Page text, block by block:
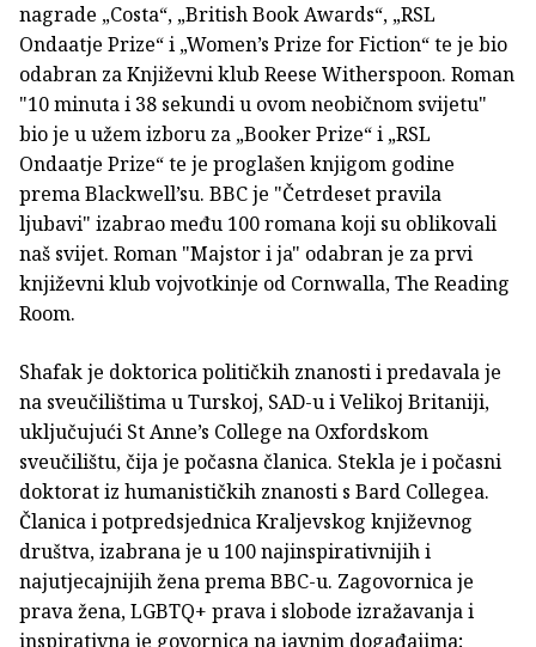
nagrade „Costa“, „British Book Awards“, „RSL
Ondaatje Prize“ i „Women’s Prize for Fiction“ te je bio
odabran za Književni klub Reese Witherspoon. Roman
"10 minuta i 38 sekundi u ovom neobičnom svijetu"
bio je u užem izboru za „Booker Prize“ i „RSL
Ondaatje Prize“ te je proglašen knjigom godine
prema Blackwell’su. BBC je "Četrdeset pravila
ljubavi" izabrao među 100 romana koji su oblikovali
naš svijet. Roman "Majstor i ja" odabran je za prvi
književni klub vojvotkinje od Cornwalla, The Reading
Room.
Shafak je doktorica političkih znanosti i predavala je
na sveučilištima u Turskoj, SAD-u i Velikoj Britaniji,
uključujući St Anne’s College na Oxfordskom
sveučilištu, čija je počasna članica. Stekla je i počasni
doktorat iz humanističkih znanosti s Bard Collegea.
Članica i potpredsjednica Kraljevskog književnog
društva, izabrana je u 100 najinspirativnijih i
najutjecajnijih žena prema BBC-u. Zagovornica je
prava žena, LGBTQ+ prava i slobode izražavanja i
inspirativna je govornica na javnim događajima;